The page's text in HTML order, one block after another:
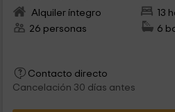
Alquiler íntegro
13
26 personas
6
Contacto directo
Cancelación 30 días antes